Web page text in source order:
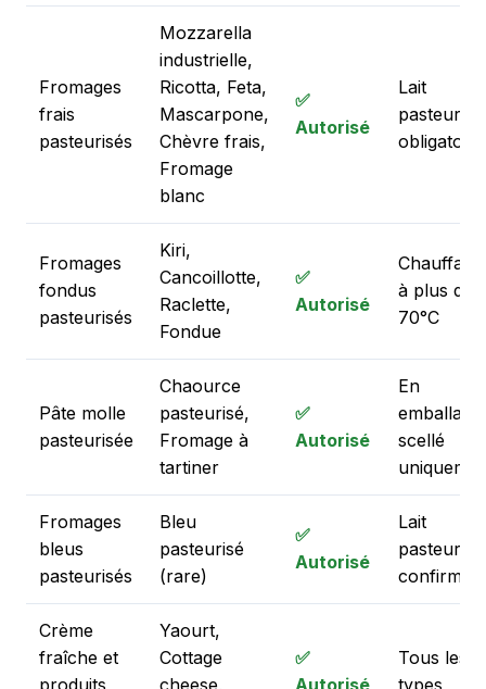
Fromages
frais
pasteurisés
Mozzarella
industrielle,
Ricotta, Feta,
Mascarpone,
Chèvre frais,
Fromage
blanc
✅
Autorisé
Lait
pasteurisé
obligatoire
Fromages
fondus
pasteurisés
Kiri,
Cancoillotte,
Raclette,
Fondue
✅
Autorisé
Chauffage
à plus de
70°C
Pâte molle
pasteurisée
Chaource
pasteurisé,
Fromage à
tartiner
✅
Autorisé
En
emballage
scellé
Fromages
bleus
pasteurisés
Bleu
pasteurisé
(rare)
✅
Autorisé
Lait
pasteurisé
confirmé
Crème
fraîche et
produits
Yaourt,
Cottage
cheese,
✅
Autorisé
Tous les
types